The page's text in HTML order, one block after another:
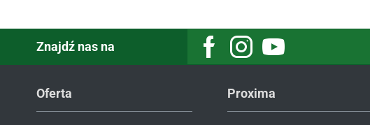
Znajdź nas na FacebookInstagramYoutube
Oferta Proxima